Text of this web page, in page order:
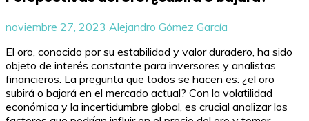
noviembre 27, 2023 Alejandro Gómez García
El oro, conocido por su estabilidad y valor duradero, ha sido
objeto de interés constante para inversores y analistas
financieros. La pregunta que todos se hacen es: ¿el oro
subirá o bajará en el mercado actual? Con la volatilidad
económica y la incertidumbre global, es crucial analizar los